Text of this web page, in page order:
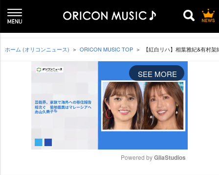
ホーム (オリコンニュース) ORICON MUSIC TOP 【紅白リハ】相葉雅紀&有村
SEE MORE
Powered by GliaStudios